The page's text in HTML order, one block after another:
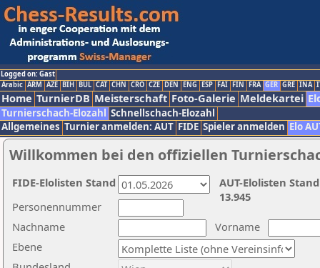
Logged on: Gast
Arabic ARM AZE BIH BUL CAT CHN CRO CZE DEN ENG ESP FAI FIN FRA GER GRE INA
Home TurnierDB Meisterschaft Foto-Galerie Meldekartei
Turnierschach-Elozahl Schnellschach-Elozahl
Allgemeines Turnier anmelden: AUT FIDE Spieler anmelden Elo
Willkommen bei den offiziellen
Nachname
Vorname
Ebene
Personennummer
AUT-Elolisten
13.945
FIDE-Elolisten Stand